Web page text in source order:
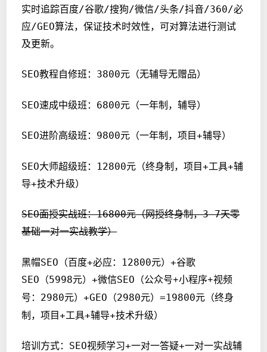
实时追踪百度/谷歌/搜狗/微信/头条/抖音/360/必
应/GEO算法，保证技术时效性，可对算法进行测试
及更新。
SEO教程自修班：3800元（无辅导无赠品）
SEO速成中级班：6800元（一年制，辅导）
SEO进阶高级班：9800元（一年制，项目+辅导）
SEO大师超级班：12800元（终身制，项目+工具+辅
导+技术升级）
SEO面授实战班：16800元（网授终身制，3-7天零
基础一对一实战教学）
黑帽SEO（百度+必应：12800元）+谷歌
SEO（5998元）+微信SEO（公众号+小程序+视频
号： 2980元）+GEO（2980元）=19800元 （终身
制，项目+工具+辅导+技术升级）
培训方式：SEO视频学习+一对一答疑+一对一实战辅